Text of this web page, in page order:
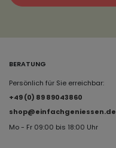
BERATUNG
Persönlich für Sie erreichbar:
+49 (0) 89 89043860
shop@einfachgeniessen.de
Mo - Fr 09:00 bis 18:00 Uhr